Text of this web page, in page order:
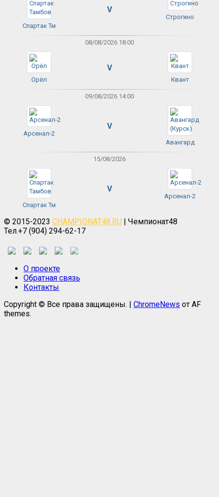
Спартак Тм
V
Строгино
08/08/2026 18:00
Орёл
V
Квант
09/08/2026 14:00
Арсенал-2
V
Авангард
15/08/2026
Спартак Тм
V
Арсенал-2
© 2015-2023 CHAMPIONAT48.RU | Чемпионат48
Тел.+7 (904) 294-62-17
О проекте
Обратная связь
Контакты
Copyright © Все права защищены.
ChromeNews от AF
themes.